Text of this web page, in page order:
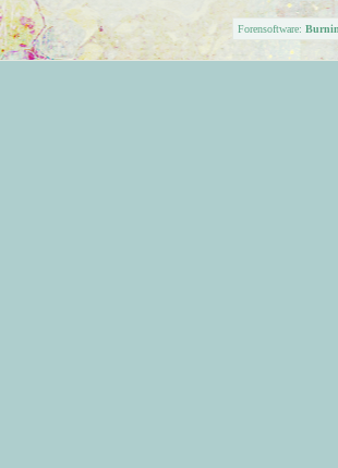
Forensoftware: